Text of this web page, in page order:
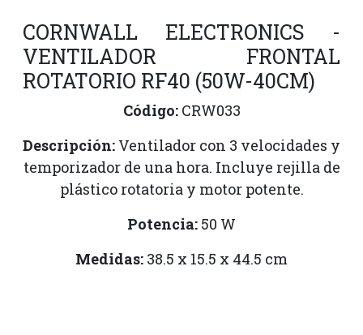
CORNWALL ELECTRONICS -
VENTILADOR FRONTAL
ROTATORIO RF40 (50W-40CM)
Código:CRW033
Descripción: Ventilador con 3 velocidades y
temporizador de una hora. Incluye rejilla de
plástico rotatoria y motor potente.
Potencia: 50 W
Medidas: 38.5 x 15.5 x 44.5 cm